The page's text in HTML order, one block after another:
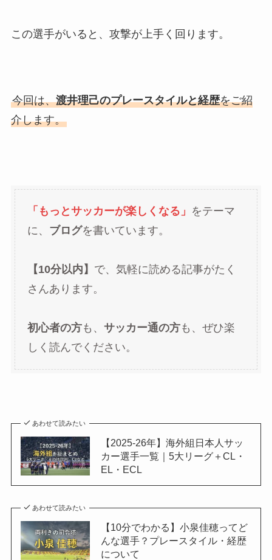
この選手がいると、攻撃が上手く回ります。
今回は、渡井理己のプレースタイルと経歴をご紹
介します。
「もっとサッカーが楽しくなる」 をテーマ
に、 ブログを書いています。
【10分以内】 で、気軽に読める記事がたく
さんあります。
初心者の方も、 サッカー通の方も、ぜひ楽
しく読んでください。
あわせて読みたい
【2025-26年】海外組日本人サッ
カー選手一覧｜5大リーグ＋CL・
EL・ECL
あわせて読みたい
【10分でわかる】小泉佳穂ってど
んな選手？プレースタイル・経歴
について